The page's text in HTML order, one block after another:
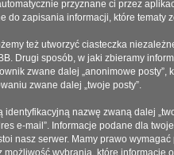
przyznane ci przez
do zapisania informacji, które
też utworzyć ciasteczka
Drugi sposób, w jaki zbieramy
zwane dalej „anonimowe posty”,
zwane dalej „twoje posty”.
nazwę zwaną dalej
e-mail”. Informacje podane dla
nasz serwer. Mamy prawo
możliwość wybrania, które